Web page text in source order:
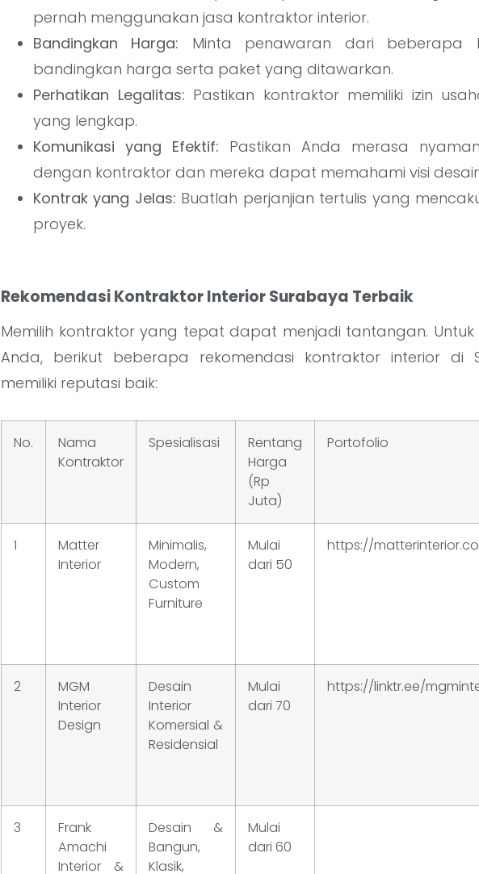
pernah menggunakan jasa kontraktor interior.
Bandingkan Harga: Minta penawaran dari beberapa
bandingkan harga serta paket yang ditawarkan.
Perhatikan Legalitas: Pastikan kontraktor memiliki izin
yang lengkap.
Komunikasi yang Efektif: Pastikan Anda merasa
dengan kontraktor dan mereka dapat memahami visi
Kontrak yang Jelas: Buatlah perjanjian tertulis yang
proyek.
Rekomendasi Kontraktor Interior Surabaya Terbaik
Memilih kontraktor yang tepat dapat menjadi tantangan.
Anda, berikut beberapa rekomendasi kontraktor interior di
memiliki reputasi baik:
No.
Nama
Kontraktor
Spesialisasi
Rentang
Harga
(Rp
Juta)
Portofolio
1
Matter
Interior
Minimalis,
Modern,
Custom
Furniture
Mulai
dari 50
https://
2
MGM
Interior
Design
Desain
Interior
Komersial &
Residensial
Mulai
dari 70
https://linktr.ee/
3
Frank
Amachi
Interior &
Desain &
Bangun,
Klasik,
Mulai
dari 60